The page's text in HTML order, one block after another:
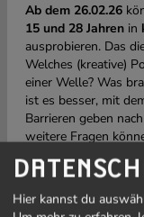
Ab dem 26.02.26
15 und 28 Jahren in
ausprobieren. Das
Welches (kreative)
einer Welle? Was
ist es besser, mit
Barrieren geben
weitere Fragen
vielseitigen Ateliers
professionellen
Vorwissen nötig.
Hier kannst du